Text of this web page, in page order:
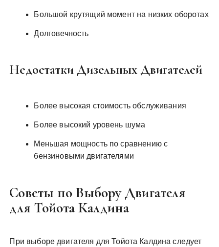
Большой крутящий момент на низких оборотах
Долговечность
Недостатки Дизельных Двигателей
Более высокая стоимость обслуживания
Более высокий уровень шума
Меньшая мощность по сравнению с
бензиновыми двигателями
Советы по Выбору Двигателя
для Тойота Калдина
При выборе двигателя для Тойота Калдина следует